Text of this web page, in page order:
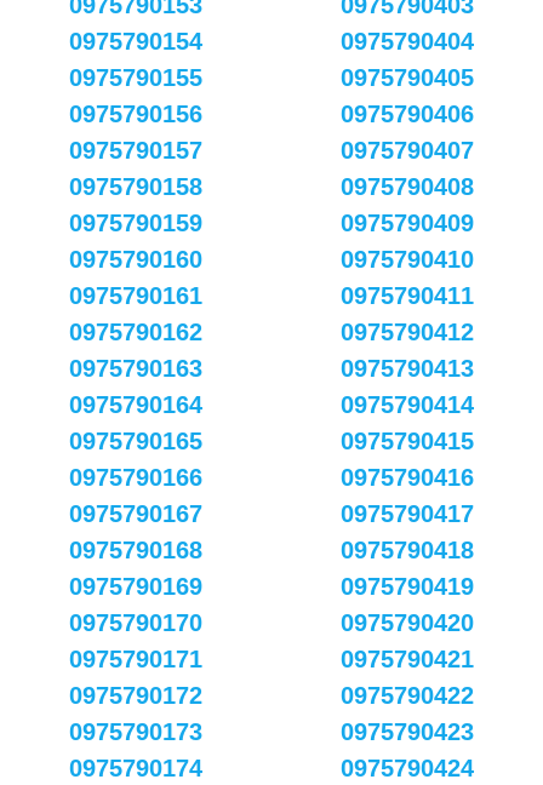
0975790154
0975790155
0975790156
0975790157
0975790158
0975790159
0975790160
0975790161
0975790162
0975790163
0975790164
0975790165
0975790166
0975790167
0975790168
0975790169
0975790170
0975790171
0975790172
0975790173
0975790174
0975790404
0975790405
0975790406
0975790407
0975790408
0975790409
0975790410
0975790411
0975790412
0975790413
0975790414
0975790415
0975790416
0975790417
0975790418
0975790419
0975790420
0975790421
0975790422
0975790423
0975790424